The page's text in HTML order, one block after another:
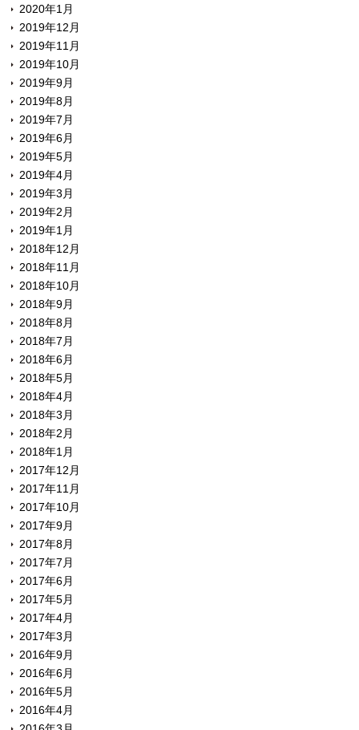
2020年1月
2019年12月
2019年11月
2019年10月
2019年9月
2019年8月
2019年7月
2019年6月
2019年5月
2019年4月
2019年3月
2019年2月
2019年1月
2018年12月
2018年11月
2018年10月
2018年9月
2018年8月
2018年7月
2018年6月
2018年5月
2018年4月
2018年3月
2018年2月
2018年1月
2017年12月
2017年11月
2017年10月
2017年9月
2017年8月
2017年7月
2017年6月
2017年5月
2017年4月
2017年3月
2016年9月
2016年6月
2016年5月
2016年4月